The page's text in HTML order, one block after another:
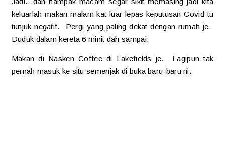
keluarlah makan malam kat luar lepas keputusan Covid tu
tunjuk negatif. Pergi yang paling dekat dengan rumah je.
Duduk dalam kereta 6 minit dah sampai.
Makan di Nasken Coffee di Lakefields je. Lagipun tak
pernah masuk ke situ semenjak di buka baru-baru ni.